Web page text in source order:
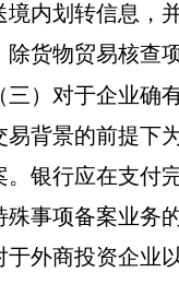
境内划转信息，
除货物贸易核查
三）对于企业
易背景的前提下
。银行应在支付
殊事项备案业务
于外商投资企业